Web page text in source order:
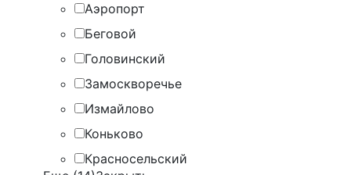
Аэропорт
Беговой
Головинский
Замоскворечье
Измайлово
Коньково
Красносельский